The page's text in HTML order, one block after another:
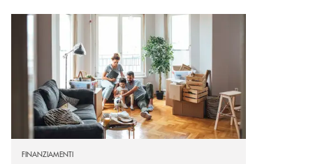
Scopri di più Mutuo Casa : per finanziare l'acquisto, la costruzione e la
FINANZIAMENTI